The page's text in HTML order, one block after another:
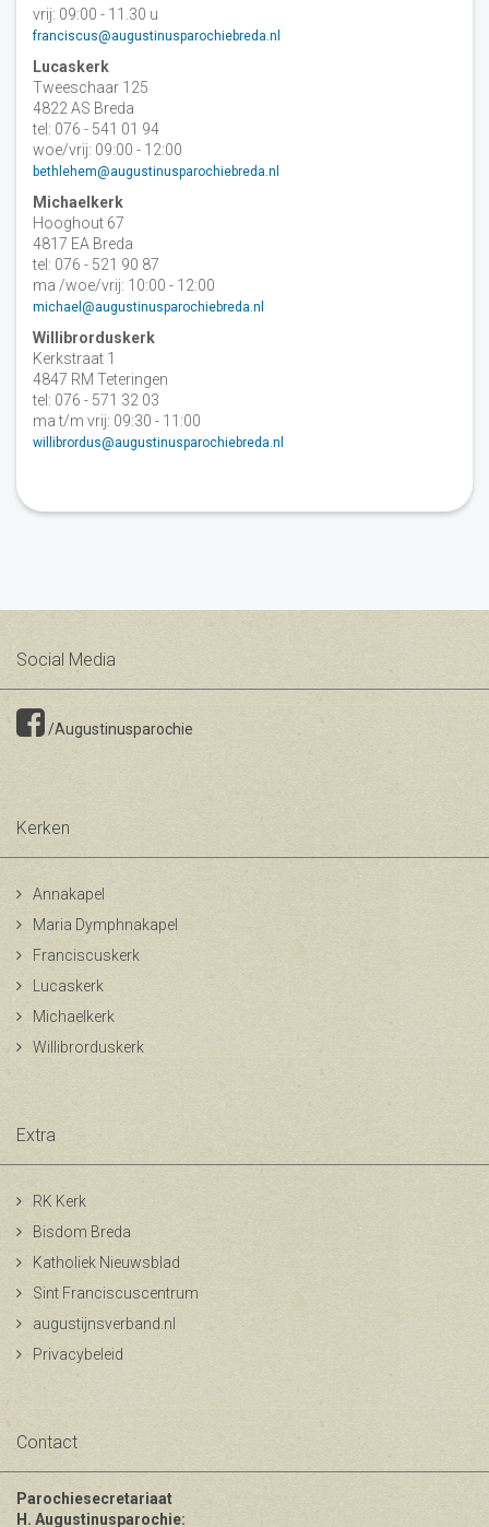
vrij: 09:00 - 11.30 u
franciscus@augustinusparochiebreda.nl
Lucaskerk
Tweeschaar 125
4822 AS Breda
tel: 076 - 541 01 94
woe/vrij: 09:00 - 12:00
bethlehem@augustinusparochiebreda.nl
Michaelkerk
Hooghout 67
4817 EA Breda
tel: 076 - 521 90 87
ma /woe/vrij: 10:00 - 12:00
michael@augustinusparochiebreda.nl
Willibrorduskerk
Kerkstraat 1
4847 RM Teteringen
tel: 076 - 571 32 03
ma t/m vrij: 09:30 - 11:00
willibrordus@augustinusparochiebreda.nl
Social Media
/Augustinusparochie
Kerken
Annakapel
Maria Dymphnakapel
Franciscuskerk
Lucaskerk
Michaelkerk
Willibrorduskerk
Extra
RK Kerk
Bisdom Breda
Katholiek Nieuwsblad
Sint Franciscuscentrum
augustijnsverband.nl
Privacybeleid
Contact
Parochiesecretariaat
H. Augustinusparochie: